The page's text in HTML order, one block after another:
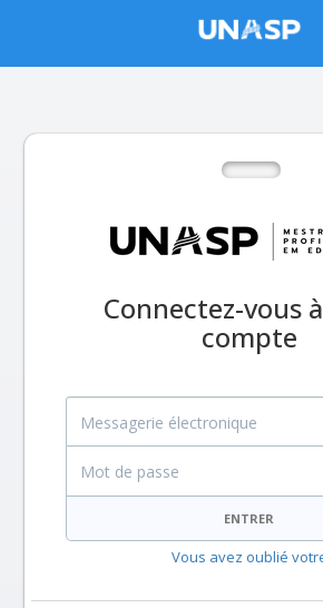
Connectez-vous
compte
Messagerie électronique
ENTRER
Vous avez oublié